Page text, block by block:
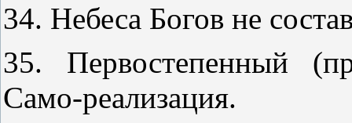
34. Небеса Богов не
35. Первостепенный
Само-реализация.